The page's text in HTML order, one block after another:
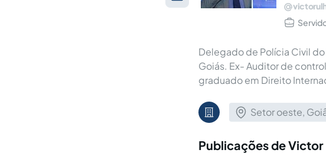
Delegado de Polícia Civil
Goiás. Ex- Auditor de
graduado em Direito
Setor oeste,
Publicações de Victor